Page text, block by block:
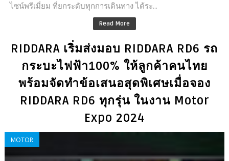
ไซน์พรีเมี่ยม ที่ยกระดับทุกการเดินทาง ได้ระ...
Read More
RIDDARA เริ่มส่งมอบ RIDDARA RD6 รถ
กระบะไฟฟ้า100% ให้ลูกค้าคนไทย
พร้อมจัดทำข้อเสนอสุดพิเศษเมื่อจอง
RIDDARA RD6 ทุกรุ่น ในงาน Motor
Expo 2024
MOTOR